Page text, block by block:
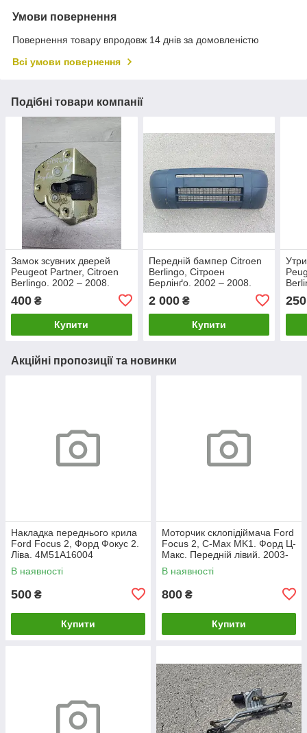
Умови повернення
Повернення товару впродовж 14 днів за домовленістю
Всі умови повернення
Подібні товари компанії
Замок зсувних дверей
Peugeot Partner, Citroen
Berlingo. 2002 – 2008.
400 ₴
Купити
Передній бампер Citroen
Berlingo, Сітроен
Берлінґо. 2002 – 2008.
2 000₴
Купити
250
Акційні пропозиції та новинки
Накладка переднього крила
Ford Focus 2, Форд Фокус 2.
Ліва. 4M51A16004
В наявності
500 ₴
Купити
Моторчик склопідіймача Ford
Focus 2, C-Max MK1. Форд Ц-
Макс. Передній лівий. 2003-
2007. 981405110.
В наявності
800 ₴
Купити